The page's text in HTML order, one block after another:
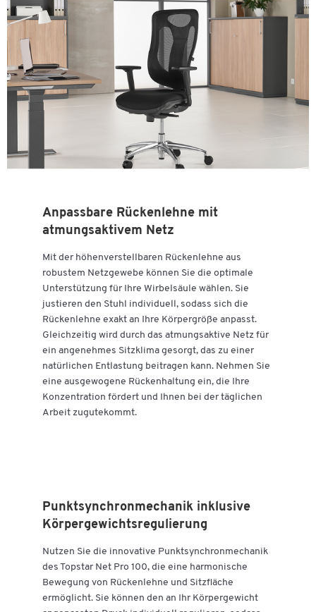
Anpassbare Rückenlehne mit
atmungsaktivem Netz
Mit der höhenverstellbaren Rückenlehne aus
robustem Netzgewebe können Sie die optimale
Unterstützung für Ihre Wirbelsäule wählen. Sie
justieren den Stuhl individuell, sodass sich die
Rückenlehne exakt an Ihre Körpergröße anpasst.
Gleichzeitig wird durch das atmungsaktive Netz für
ein angenehmes Sitzklima gesorgt, das zu einer
natürlichen Entlastung beitragen kann. Nehmen Sie
eine ausgewogene Rückenhaltung ein, die Ihre
Konzentration fördert und Ihnen bei der täglichen
Arbeit zugutekommt.
Punktsynchronmechanik inklusive
Körpergewichtsregulierung
Nutzen Sie die innovative Punktsynchronmechanik
des Topstar Net Pro 100, die eine harmonische
Bewegung von Rückenlehne und Sitzfläche
ermöglicht. Sie können den an Ihr Körpergewicht